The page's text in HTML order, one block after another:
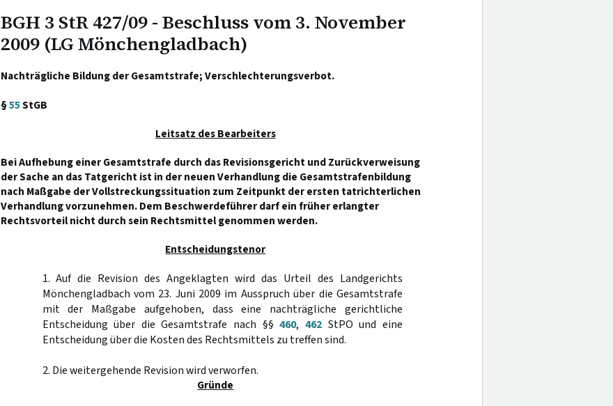
BGH 3 StR 427/09 - Beschluss vom 3. November
2009 (LG Mönchengladbach)
Nachträgliche Bildung der Gesamtstrafe; Verschlechterungsverbot.
§55StGB
Leitsatz des Bearbeiters
Bei Aufhebung einer Gesamtstrafe durch das Revisionsgericht und Zurückverweisung
der Sache an das Tatgericht ist in der neuen Verhandlung die Gesamtstrafenbildung
nach Maßgabe der Vollstreckungssituation zum Zeitpunkt der ersten tatrichterlichen
Verhandlung vorzunehmen. Dem Beschwerdeführer darf ein früher erlangter
Rechtsvorteil nicht durch sein Rechtsmittel genommen werden.
Entscheidungstenor
1. Auf die Revision des Angeklagten wird das Urteil des Landgerichts
Mönchengladbach vom 23. Juni 2009 im Ausspruch über die Gesamtstrafe
mit der Maßgabe aufgehoben, dass eine nachträgliche gerichtliche
Entscheidung über die Gesamtstrafe nach §§460,462 StPO und eine
Entscheidung über die Kosten des Rechtsmittels zu treffen sind.
2. Die weitergehende Revision wird verworfen.
Gründe